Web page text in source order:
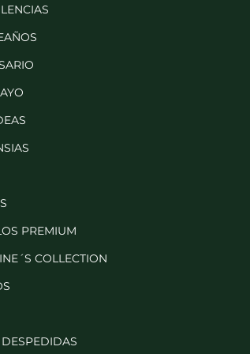
PREMIUM
COLLECTION